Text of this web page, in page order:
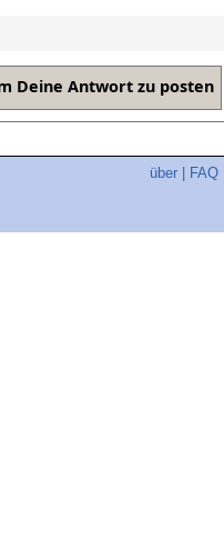
über FAQ